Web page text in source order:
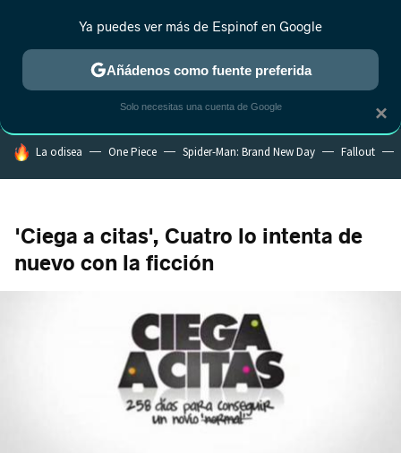
ESTRENOS REALITY ANIME RANKINGS CINE
HOY SE HABLA DE
La odisea One Piece Spider-Man: Brand New Day Fallout
'Ciega a citas', Cuatro lo intenta de
nuevo con la ficción
×
Ya puedes ver más de Espinof en Google
Añádenos como fuente preferida
Solo necesitas una cuenta de Google